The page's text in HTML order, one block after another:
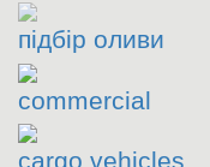
підбір оливи
commercial
cargo vehicles